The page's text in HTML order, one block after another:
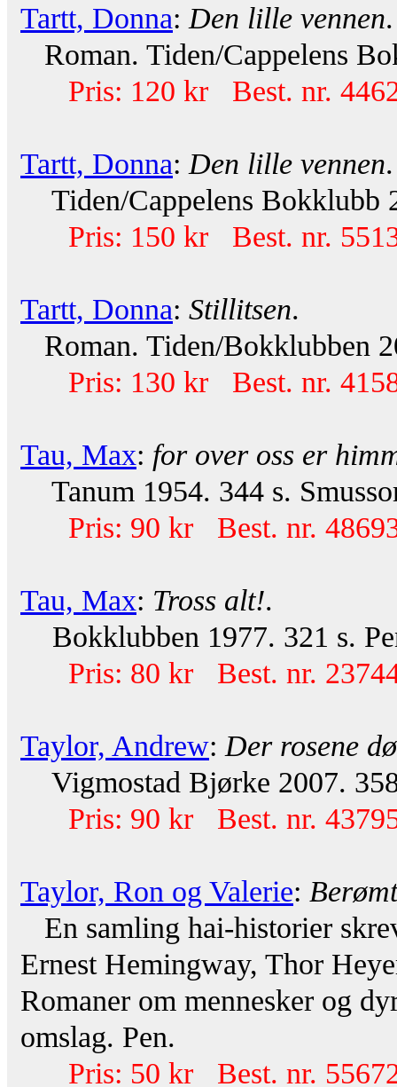
Tartt, Donna: Den lille vennen.
Roman. Tiden/Cappelens
Pris: 120 kr Best. nr.
Tartt, Donna: Den lille vennen.
Tiden/Cappelens Bokklubb
Pris: 150 kr Best. nr.
Tartt, Donna: Stillitsen.
Roman. Tiden/Bokklubben
Pris: 130 kr Best. nr.
Tau, Max: for over oss er
Tanum 1954. 344 s.
Pris: 90 kr Best. nr.
Tau, Max: Tross alt!.
Bokklubben 1977. 321 s.
Pris: 80 kr Best. nr.
Taylor, Andrew: Der rosene
Vigmostad Bjørke 2007.
Pris: 90 kr Best. nr.
Taylor, Ron og Valerie:
En samling hai-historier
Ernest Hemingway, Thor
Romaner om mennesker og
omslag. Pen.
Pris: 50 kr Best. nr.